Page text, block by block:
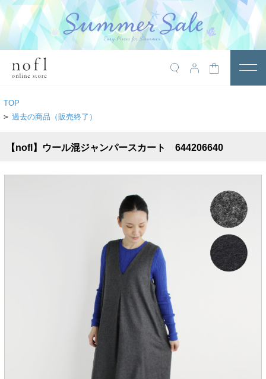
￥10,800税込以上で送料無料
トップス
レギンス・インナー
服飾雑貨
全てのアイテム
SALE ITEM
福袋
ブランド
TOP
> 過去の商品（販売終了）
【nofl】ウール混ジャンパースカート 644206640